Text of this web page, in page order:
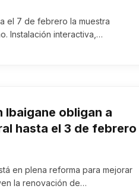
el 7 de febrero la muestra
Instalación interactiva,…
Ibaigane obligan a
hasta el 3 de febrero
en plena reforma para mejorar
la renovación de…